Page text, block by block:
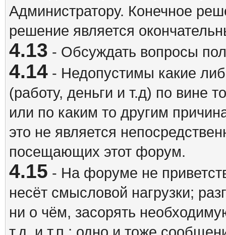
Администратору. Конечное
решение является
4.13 - Обсуждать вопросы
4.14- Недопустимы какие
(работу, деньги и т.д) по вине
или по каким то другим
это не является
посещающих этот форум.
4.15 - На форуме не
несёт смысловой нагрузки;
ни о чём, засорять